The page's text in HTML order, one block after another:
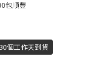
包順豐
個工作天到貨